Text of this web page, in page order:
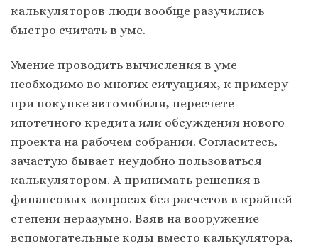
калькуляторов люди вообще разучились
быстро считать в уме.
Умение проводить вычисления в уме
необходимо во многих ситуациях, к примеру
при покупке автомобиля, пересчете
ипотечного кредита или обсуждении нового
проекта на рабочем собрании. Согласитесь,
зачастую бывает неудобно пользоваться
калькулятором. А принимать решения в
финансовых вопросах без расчетов в крайней
степени неразумно. Взяв на вооружение
вспомогательные коды вместо калькулятора,